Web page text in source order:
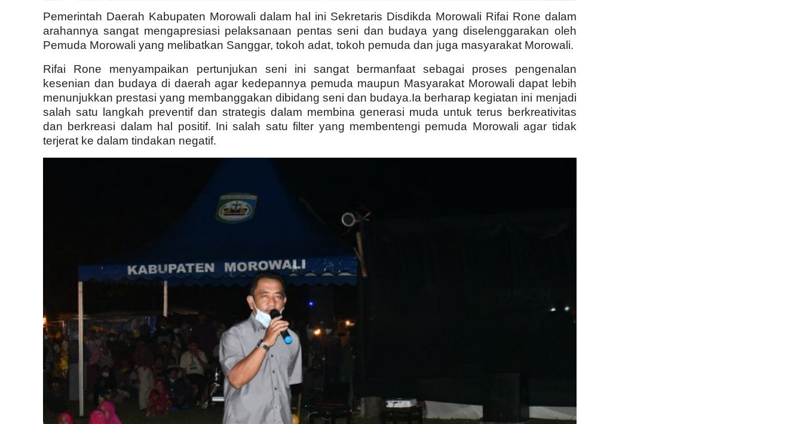
Pemerintah Daerah Kabupaten Morowali dalam hal ini Sekretaris Disdikda Morowali Rifai Rone dalam
arahannya sangat mengapresiasi pelaksanaan pentas seni dan budaya yang diselenggarakan oleh
Pemuda Morowali yang melibatkan Sanggar, tokoh adat, tokoh pemuda dan juga masyarakat Morowali.
Rifai Rone menyampaikan pertunjukan seni ini sangat bermanfaat sebagai proses pengenalan
kesenian dan budaya di daerah agar kedepannya pemuda maupun Masyarakat Morowali dapat lebih
menunjukkan prestasi yang membanggakan dibidang seni dan budaya.Ia berharap kegiatan ini menjadi
salah satu langkah preventif dan strategis dalam membina generasi muda untuk terus berkreativitas
dan berkreasi dalam hal positif. Ini salah satu filter yang membentengi pemuda Morowali agar tidak
terjerat ke dalam tindakan negatif.